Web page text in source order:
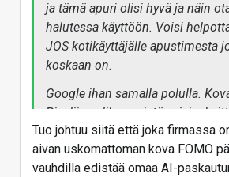
omalla kohdalla.
Itsellä käytössä Gemini 3 pro,
ja tämä apuri olisi hyvä ja näin
halutessa käyttöön. Voisi
JOS kotikäyttäjälle apustimesta
koskaan on.
Google ihan samalla polulla.
Pixeliin valikon mistä saisi
apurin päälle/pois selkeästi
appin mukaan lajiteltuna.
Tuo johtuu siitä että joka firmassa
aivan uskomattoman kova FOMO
vauhdilla edistää omaa AI-